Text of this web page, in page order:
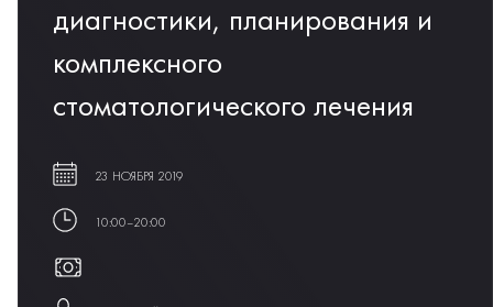
диагностики, планирования и
комплексного
стоматологического лечения
23 НОЯБРЯ 2019
10:00–20:00